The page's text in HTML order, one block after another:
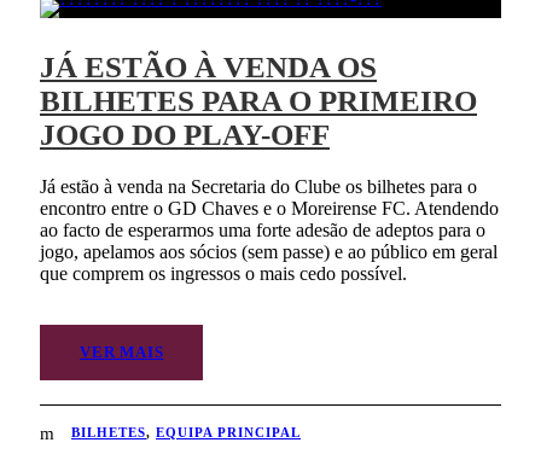
JÁ ESTÃO À VENDA OS
BILHETES PARA O PRIMEIRO
JOGO DO PLAY-OFF
Já estão à venda na Secretaria do Clube os bilhetes para o
encontro entre o GD Chaves e o Moreirense FC. Atendendo
ao facto de esperarmos uma forte adesão de adeptos para o
jogo, apelamos aos sócios (sem passe) e ao público em geral
que comprem os ingressos o mais cedo possível.
VER MAIS
BILHETES, EQUIPA PRINCIPAL